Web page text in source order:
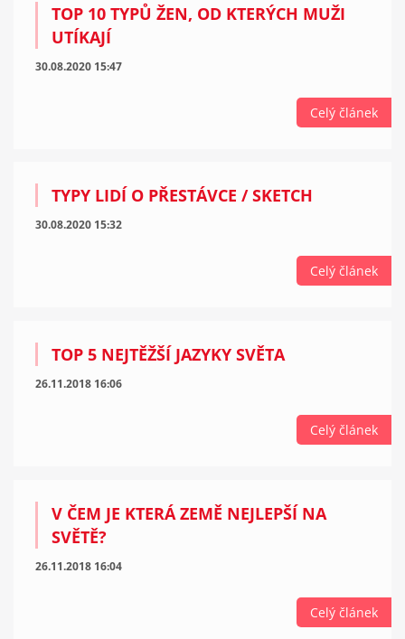
TOP 10 TYPŮ ŽEN, OD KTERÝCH MUŽI
UTÍKAJÍ
30.08.2020 15:47
Celý článek
TYPY LIDÍ O PŘESTÁVCE / SKETCH
30.08.2020 15:32
Celý článek
TOP 5 NEJTĚŽŠÍ JAZYKY SVĚTA
26.11.2018 16:06
Celý článek
V ČEM JE KTERÁ ZEMĚ NEJLEPŠÍ NA
SVĚTĚ?
26.11.2018 16:04
Celý článek